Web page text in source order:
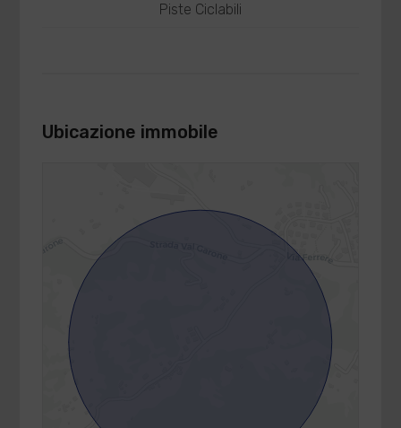
Piste Ciclabili
Ubicazione immobile